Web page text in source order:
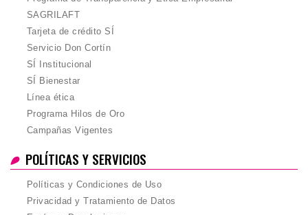
SAGRILAFT
Tarjeta de crédito SÍ
Servicio Don Cortín
SÍ Institucional
SÍ Bienestar
Línea ética
Programa Hilos de Oro
Campañas Vigentes
POLÍTICAS Y SERVICIOS
Políticas y Condiciones de Uso
Privacidad y Tratamiento de Datos